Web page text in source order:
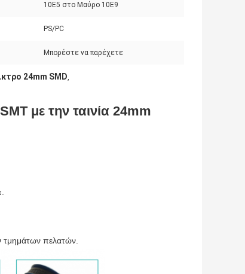
10E5 στο Μαύρο 10E9
PS/PC
Μπορέστε να παρέχετε
24mm SMD,
με την ταινία 24mm
τμημάτων πελατών.